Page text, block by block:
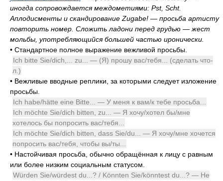
иногда сопровождается междометиями: Pst, Scht.
Аплодисменты и скандирование Zuga­be! — просьба артисту
повторить номер. Сложить ладони перед грудью — жест
мольбы, употребляющийся большей частью иронически.
• Стандартное полное выражение вежливой просьбы.
Ich bitte Sie/dich,... zu... — (Я) прошу вас/тебя... (сделать что-
л.)
• Вежливые вводные реплики, за которыми следует изложение
просьбы.
Ich habe/hätte eine Bitte... — У меня к вам/к тебе просьба...
Ich möchte Sie/dich bitten, zu... — Я хочу/хотел бы/мне
хотелось бы попросить вас/тебя...
Ich möchte Sie/dich bitten, dass Sie/du... — Я хочу/мне хочется
попросить вас/тебя, чтобы вы/ты...
• Настойчивая просьба, обычно обращённая к лицу с равным
или более низким социальным статусом.
Würden Sie/würdest du...? / Könnten Sie/könntest du...? — Не